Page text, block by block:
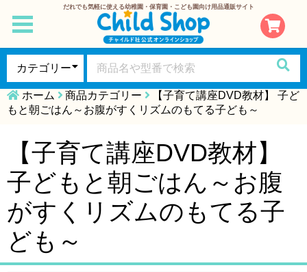
だれでも気軽に使える幼稚園・保育園・こども園向け用品通販サイト
toggle
navigation
ホーム 商品カテゴリー
【子育て講座DVD教材】 子ど
もと朝ごはん～お腹がすくリズムのもてる子ども～
【子育て講座DVD教材】
子どもと朝ごはん～お腹
がすくリズムのもてる子
ども～